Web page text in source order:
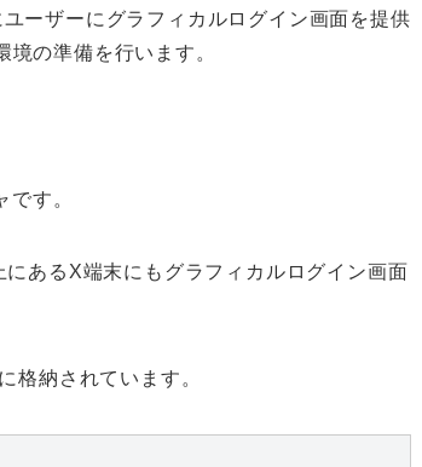
ーザーにグラフィカルログイン画面を提供
の準備を行います。
す。
あるX端末にもグラフィカルログイン画面
格納されています。